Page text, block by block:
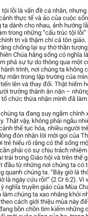
tội lỗi là vấn đề cá nhân,
thực tế và ảo của cuộc
ta dành cho nhau, ảnh hưởng
trong những “cấu trúc tội
trị và thậm chí cả tôn giáo.
chống lại sự thờ thần
Chúa hằng sống có nghĩa
phá sự tự do thông qua một
trình, nơi chúng ta không
mãn trong lập trường của
lên và thay đổi. Thật hiếm
trưởng thành ăn năn –
tổ chức thừa nhận mình đã
chúng ta đang suy ngẫm chính
Thật vậy, không phải ngẫu
thế tục hóa, nhiều người
đón nhận lời mời gọi của
trẻ hiểu rõ rằng có thể sống
phải có sự chịu trách
trái trong Giáo hội và trên thế
đầu từ những nơi chúng ta có
quanh chúng ta. “Bây giờ là
là ngày cứu rỗi!” (2 Cr 6:2). Vì
nghĩa truyền giáo của Mùa
làm chúng ta xao nhãng khỏi
cách giới thiệu mùa này
bồn chồn tìm kiếm những